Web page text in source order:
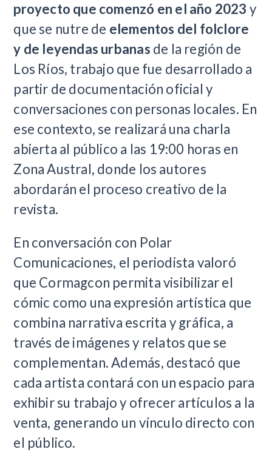
proyecto que comenzó en el año 2023 y
que se nutre de elementos del folclore
y de leyendas urbanas de la región de
Los Ríos, trabajo que fue desarrollado a
partir de documentación oficial y
conversaciones con personas locales. En
ese contexto, se realizará una charla
abierta al público a las 19:00 horas en
Zona Austral, donde los autores
abordarán el proceso creativo de la
revista.
En conversación con Polar
Comunicaciones, el periodista valoró
que Cormagcon permita visibilizar el
cómic como una expresión artística que
combina narrativa escrita y gráfica, a
través de imágenes y relatos que se
complementan. Además, destacó que
cada artista contará con un espacio para
exhibir su trabajo y ofrecer artículos a la
venta, generando un vínculo directo con
el público.